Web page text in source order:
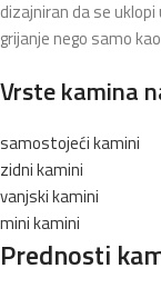
dizajniran da se
grijanje nego samo
Vrste kamina
samostojeći kamini
zidni kamini
vanjski kamini
mini kamini
Prednosti